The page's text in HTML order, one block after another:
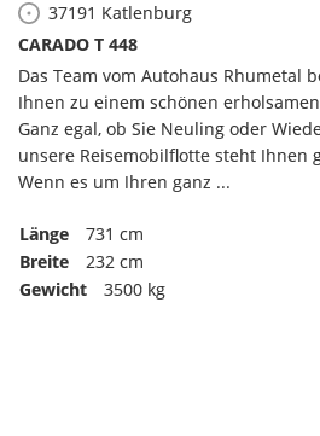
37191 Katlenburg
CARADO T 448
Das Team vom Autohaus Rhumetal
Ihnen zu einem schönen
Ganz egal, ob Sie Neuling oder
unsere Reisemobilflotte steht Ihnen
Wenn es um Ihren ganz ...
Länge
731 cm
Breite
232 cm
Gewicht
3500 kg